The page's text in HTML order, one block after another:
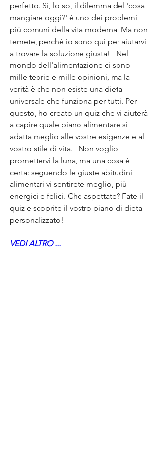
perfetto. Sì, lo so, il dilemma del 'cosa
mangiare oggi?' è uno dei problemi
più comuni della vita moderna. Ma non
temete, perché io sono qui per aiutarvi
a trovare la soluzione giusta!   Nel
mondo dell'alimentazione ci sono
mille teorie e mille opinioni, ma la
verità è che non esiste una dieta
universale che funziona per tutti. Per
questo, ho creato un quiz che vi aiuterà
a capire quale piano alimentare si
adatta meglio alle vostre esigenze e al
vostro stile di vita.   Non voglio
promettervi la luna, ma una cosa è
certa: seguendo le giuste abitudini
alimentari vi sentirete meglio, più
energici e felici. Che aspettate? Fate il
quiz e scoprite il vostro piano di dieta
personalizzato!
VEDI ALTRO ...